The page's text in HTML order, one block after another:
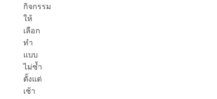
กิจกรรม
ให้
เลือก
ทำ
แบบ
ไม่ซ้ำ
ตั้งแต่
เช้า